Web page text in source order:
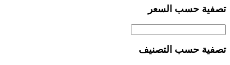
تصفية حسب السعر
تصفية حسب التصنيف